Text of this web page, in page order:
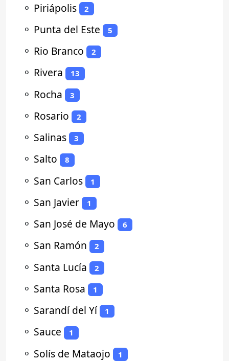
⚬ Piriápolis 2
⚬ Punta del Este 5
⚬ Rio Branco 2
⚬ Rivera 13
⚬ Rocha 3
⚬ Rosario 2
⚬ Salinas 3
⚬ Salto 8
⚬ San Carlos 1
⚬ San Javier 1
⚬ San José de Mayo 6
⚬ San Ramón 2
⚬ Santa Lucía 2
⚬ Santa Rosa 1
⚬ Sarandí del Yí 1
⚬ Sauce 1
⚬ Solís de Mataojo 1